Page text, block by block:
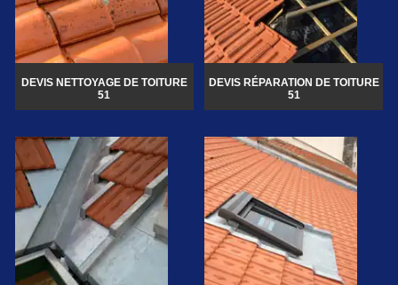
DEVIS NETTOYAGE DE TOITURE
51
DEVIS RÉPARATION DE TOITURE
51